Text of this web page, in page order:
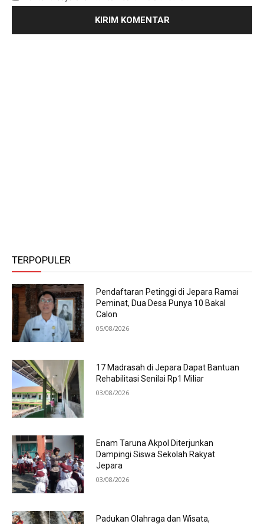
TERPOPULER
Pendaftaran Petinggi di Jepara Ramai
Peminat, Dua Desa Punya 10 Bakal
Calon
05/08/2026
17 Madrasah di Jepara Dapat Bantuan
Rehabilitasi Senilai Rp1 Miliar
03/08/2026
Enam Taruna Akpol Diterjunkan
Dampingi Siswa Sekolah Rakyat
Jepara
03/08/2026
Padukan Olahraga dan Wisata,